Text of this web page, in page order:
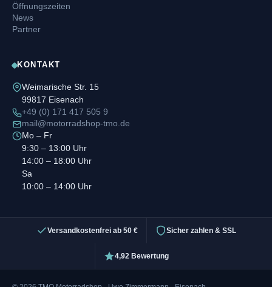
Öffnungszeiten
News
Partner
KONTAKT
Weimarische Str. 15
99817 Eisenach
+49 (0) 171 417 505 9
mail@motorradshop-tmo.de
Mo – Fr
9:30 – 13:00 Uhr
14:00 – 18:00 Uhr
Sa
10:00 – 14:00 Uhr
Versandkostenfrei ab 50 € Sicher zahlen & SSL
4,92 Bewertung